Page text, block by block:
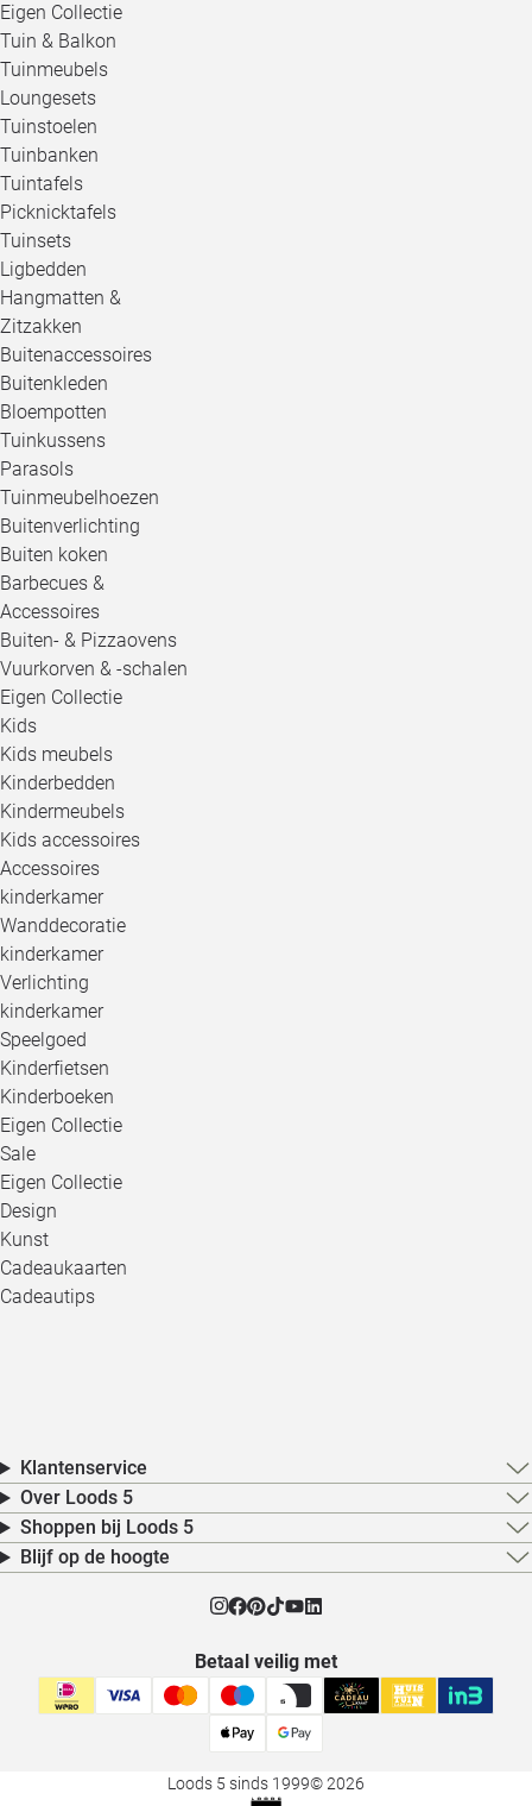
Eigen Collectie
Tuin & Balkon
Tuinmeubels
Loungesets
Tuinstoelen
Tuinbanken
Tuintafels
Picknicktafels
Tuinsets
Ligbedden
Hangmatten &
Zitzakken
Buitenaccessoires
Buitenkleden
Bloempotten
Tuinkussens
Parasols
Tuinmeubelhoezen
Buitenverlichting
Buiten koken
Barbecues &
Accessoires
Buiten- & Pizzaovens
Vuurkorven & -schalen
Eigen Collectie
Kids
Kids meubels
Kinderbedden
Kindermeubels
Kids accessoires
Accessoires
kinderkamer
Wanddecoratie
kinderkamer
Verlichting
kinderkamer
Speelgoed
Kinderfietsen
Kinderboeken
Eigen Collectie
Sale
Eigen Collectie
Design
Kunst
Cadeaukaarten
Cadeautips
Klantenservice
Over Loods 5
Shoppen bij Loods 5
Blijf op de hoogte
Betaal veilig met
Loods 5 sinds 1999© 2026